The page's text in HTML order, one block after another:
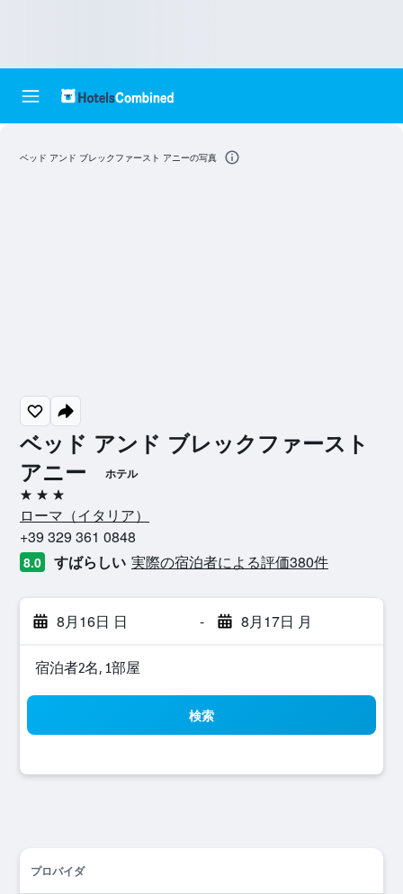
ベッド アンド ブレックファースト
アニー
ホテル
3つ星
ローマ​（イタリア​）​
+39 329 361 0848
8.0 すばらしい 実際の宿泊者による評価380​件
8月16日 日 - 8月17日 月
宿泊者2名, 1​部屋
検索
プロバイダ
ベッド アンド ブレックファースト アニーの写真